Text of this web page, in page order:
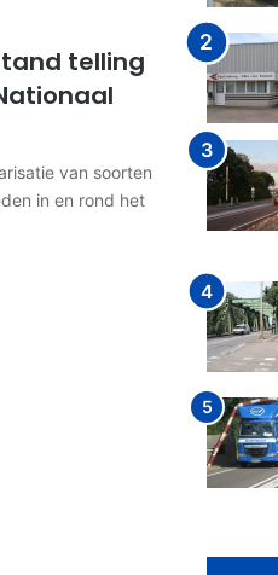
telling
van soorten
in en rond het